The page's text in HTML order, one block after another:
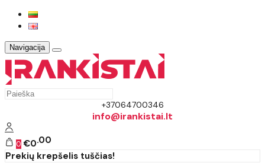
Navigacija
+37064700346
info@irankistai.lt
0 €0 00
Prekių krepšelis tuščias!